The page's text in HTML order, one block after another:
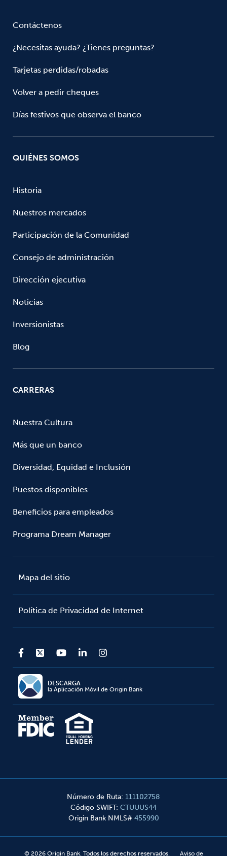
Contáctenos
¿Necesitas ayuda? ¿Tienes preguntas?
Tarjetas perdidas/robadas
Volver a pedir cheques
Días festivos que observa el banco
QUIÉNES SOMOS
Historia
Nuestros mercados
Participación de la Comunidad
Consejo de administración
Dirección ejecutiva
Noticias
Inversionistas
Blog
CARRERAS
Nuestra Cultura
Más que un banco
Diversidad, Equidad e Inclusión
Puestos disponibles
Beneficios para empleados
Programa Dream Manager
Mapa del sitio
Política de Privacidad de Internet
DESCARGA
la Aplicación Móvil de Origin Bank
Número de Ruta: 111102758
Código SWIFT: CTUUUS44
Origin Bank NMLS# 455990
© 2026 Origin Bank. Todos los derechos reservados. Aviso de